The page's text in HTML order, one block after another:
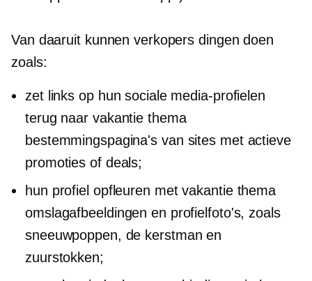
Van daaruit kunnen verkopers dingen doen
zoals:
zet links op hun sociale media-profielen
terug naar vakantie thema
bestemmingspagina's van sites met actieve
promoties of deals;
hun profiel opfleuren metvakantie thema
omslagafbeeldingen en profielfoto's, zoals
sneeuwpoppen, de kerstman en
zuurstokken;